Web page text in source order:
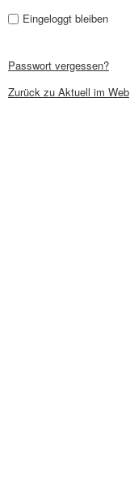
Eingeloggt bleiben
Passwort vergessen?
Zurück zu Aktuell im Web